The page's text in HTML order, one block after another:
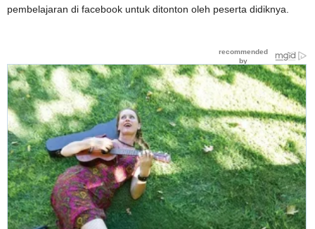
pembelajaran di facebook untuk ditonton oleh peserta didiknya.